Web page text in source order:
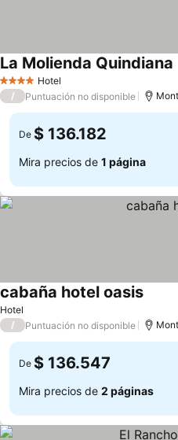
4 EstrellasHotel
La Molienda Quindiana
/ Puntuación no disponible
De $ 136.182
Mira precios de 1 página
Hotel
cabaña hotel oasis
/ Puntuación no disponible
De $ 136.547
Mira precios de 2 páginas